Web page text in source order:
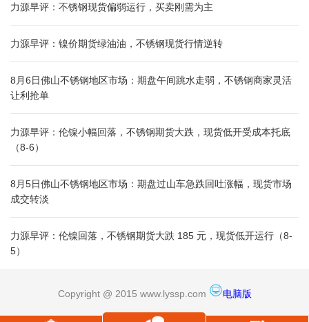
力源早评：不锈钢现货偏弱运行，买卖刚需为主
力源早评：镍价期货绿油油，不锈钢现货行情逆转
8月6日佛山不锈钢地区市场：期盘午间跳水走弱，不锈钢商家灵活
让利抢单
力源早评：伦镍小幅回落，不锈钢期货大跌，现货低开受成本托底
（8-6）
8月5日佛山不锈钢地区市场：期盘过山车急跌回吐涨幅，现货市场
成交转淡
力源早评：伦镍回落，不锈钢期货大跌 185 元，现货低开运行（8-
5）
Copyright @ 2015 www.lyssp.com 电脑版